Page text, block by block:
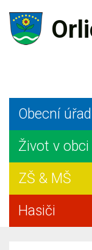
Obecní úřad
Život v obci
ZŠ & MŠ
Hasiči